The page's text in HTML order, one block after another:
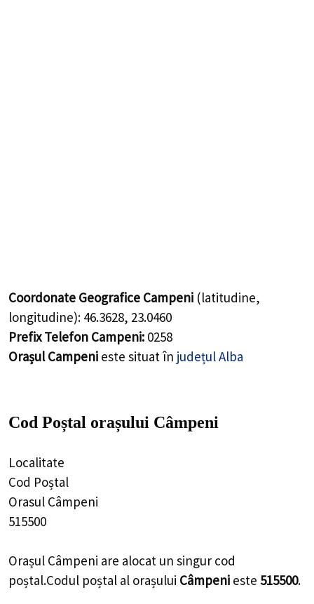
Coordonate Geografice Campeni (latitudine,
longitudine): 46.3628, 23.0460
Prefix Telefon Campeni: 0258
Orașul Campeni este situat în județul Alba
Cod Poștal orașului Câmpeni
Localitate
Cod Poștal
Orasul Câmpeni
515500
Orașul Câmpeni are alocat un singur cod
poștal.Codul poștal al orașului Câmpeni este 515500.